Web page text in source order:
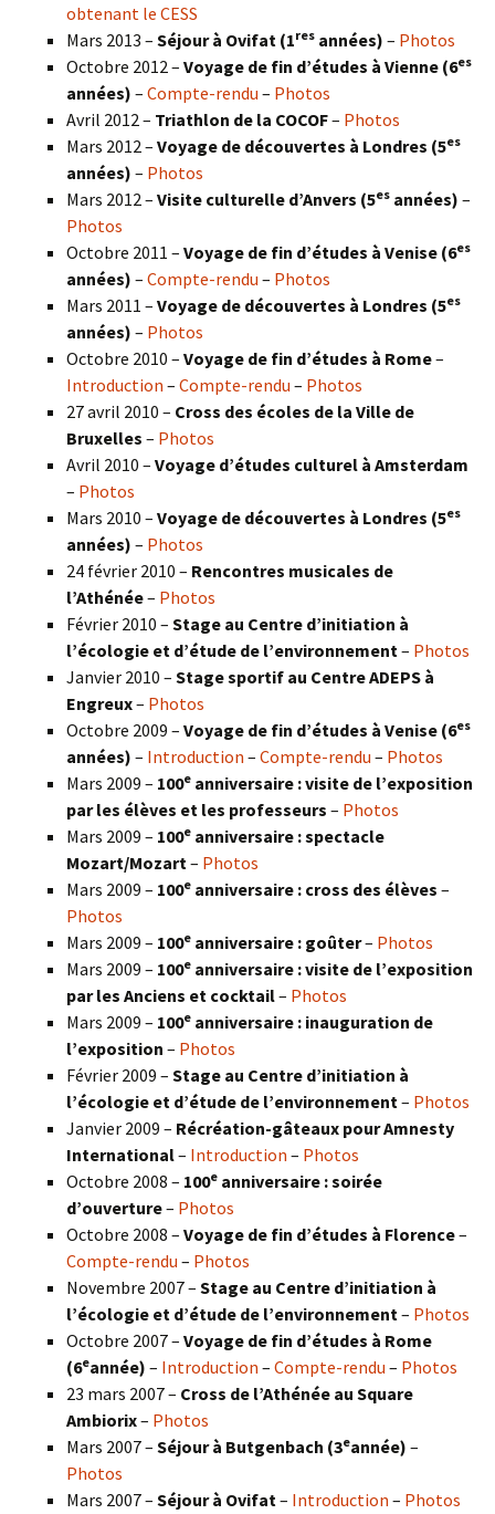
obtenant le CESS
Mars 2013 – Séjour à Ovifat (1res années) – Photos
Octobre 2012 – Voyage de fin d’études à Vienne (6es
années) – Compte-rendu – Photos
Avril 2012 – Triathlon de la COCOF– Photos
Mars 2012 – Voyage de découvertes à Londres (5es
années) – Photos
Mars 2012 – Visite culturelle d’Anvers (5es années) –
Photos
Octobre 2011 – Voyage de fin d’études à Venise (6es
années) – Compte-rendu – Photos
Mars 2011 – Voyage de découvertes à Londres (5es
années) – Photos
Octobre 2010 – Voyage de fin d’études à Rome–
Introduction – Compte-rendu – Photos
27 avril 2010 – Cross des écoles de la Ville de
Bruxelles – Photos
Avril 2010 – Voyage d’études culturel à Amsterdam
– Photos
Mars 2010 – Voyage de découvertes à Londres (5es
années) – Photos
24 février 2010 – Rencontres musicales de
l’Athénée– Photos
Février 2010 – Stage au Centre d’initiation à
l’écologie et d’étude de l’environnement – Photos
Janvier 2010 – Stage sportif au Centre ADEPS à
Engreux– Photos
Octobre 2009 – Voyage de fin d’études à Venise (6es
années) – Introduction – Compte-rendu – Photos
Mars 2009 – 100e anniversaire : visite de l’exposition
par les élèves et les professeurs – Photos
Mars 2009 – 100e anniversaire : spectacle
Mozart/Mozart – Photos
Mars 2009 – 100e anniversaire : cross des élèves –
Photos
Mars 2009 – 100e anniversaire : goûter– Photos
Mars 2009 – 100e anniversaire : visite de l’exposition
par les Anciens et cocktail– Photos
Mars 2009 – 100e anniversaire : inauguration de
l’exposition – Photos
Février 2009 – Stage au Centre d’initiation à
l’écologie et d’étude de l’environnement – Photos
Janvier 2009 – Récréation-gâteaux pour Amnesty
International– Introduction – Photos
Octobre 2008 – 100e anniversaire : soirée
d’ouverture– Photos
Octobre 2008 – Voyage de fin d’études à Florence–
Compte-rendu – Photos
Novembre 2007 – Stage au Centre d’initiation à
l’écologie et d’étude de l’environnement – Photos
Octobre 2007 – Voyage de fin d’études à Rome
(6eannée) – Introduction – Compte-rendu – Photos
23 mars 2007 – Cross de l’Athénée au Square
Ambiorix– Photos
Mars 2007 – Séjour à Butgenbach (3eannée) –
Photos
Mars 2007 – Séjour à Ovifat – Introduction – Photos